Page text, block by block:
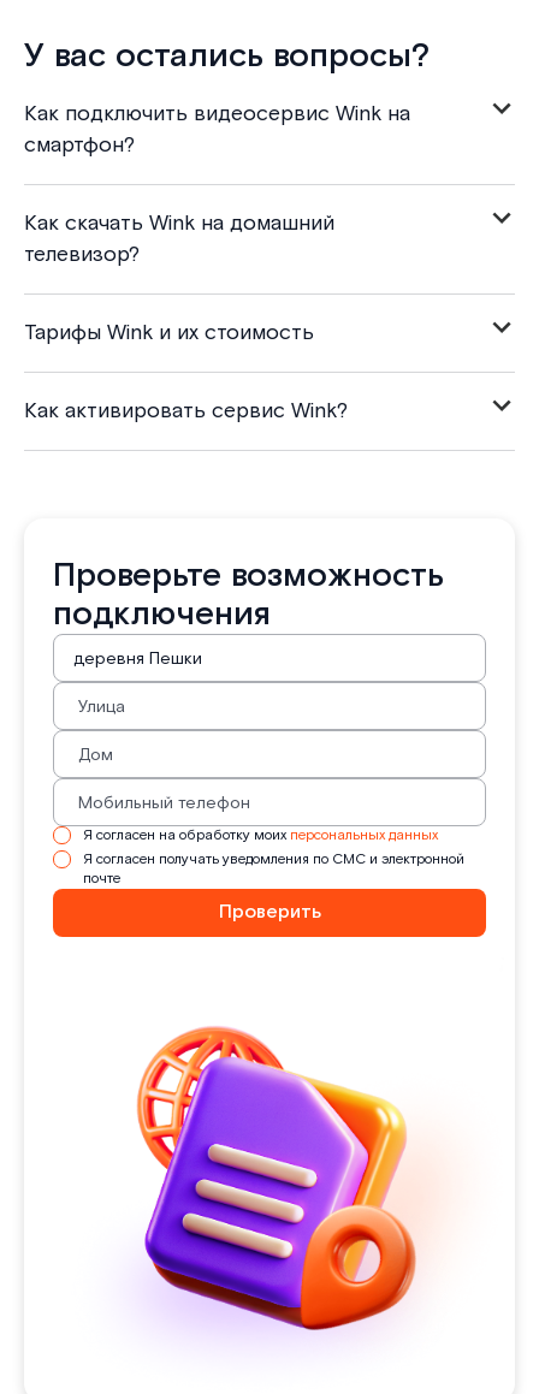
У вас остались вопросы?
Как подключить видеосервис Wink на
смартфон?
Как скачать Wink на домашний
телевизор?
Тарифы Wink и их стоимость
Как активировать сервис Wink?
Проверьте возможность
подключения
Я согласен на обработку моих персональных данных
Я согласен получать уведомления по СМС и электронной
почте
Проверить